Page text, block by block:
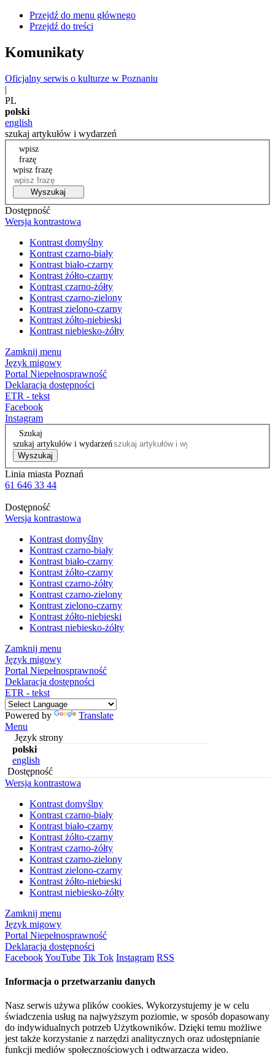
Przejdź do menu głównego
Przejdź do treści
Komunikaty
Oficjalny serwis o kulturze w Poznaniu
|
PL
polski
english
szukaj artykułów i wydarzeń
wpisz
frazę
wpisz frazę
Wyszukaj
Dostępność
Wersja kontrastowa
Kontrast domyślny
Kontrast czarno-biały
Kontrast biało-czarny
Kontrast żółto-czarny
Kontrast czarno-żółty
Kontrast czarno-zielony
Kontrast zielono-czarny
Kontrast żółto-niebieski
Kontrast niebiesko-żółty
Zamknij menu
Język migowy
Portal Niepełnosprawność
Deklaracja dostępności
ETR - tekst
Facebook
Instagram
Szukaj
szukaj artykułów i wydarzeń
Wyszukaj
Linia miasta Poznań
61 646 33 44
Dostępność
Wersja kontrastowa
Kontrast domyślny
Kontrast czarno-biały
Kontrast biało-czarny
Kontrast żółto-czarny
Kontrast czarno-żółty
Kontrast czarno-zielony
Kontrast zielono-czarny
Kontrast żółto-niebieski
Kontrast niebiesko-żółty
Zamknij menu
Język migowy
Portal Niepełnosprawność
Deklaracja dostępności
ETR - tekst
Powered by
Translate
Menu
Język strony
polski
english
Dostępność
Wersja kontrastowa
Kontrast domyślny
Kontrast czarno-biały
Kontrast biało-czarny
Kontrast żółto-czarny
Kontrast czarno-żółty
Kontrast czarno-zielony
Kontrast zielono-czarny
Kontrast żółto-niebieski
Kontrast niebiesko-żółty
Zamknij menu
Język migowy
Portal Niepełnosprawność
Deklaracja dostępności
FacebookYouTube Tik Tok Instagram RSS
Informacja o przetwarzaniu danych
Nasz serwis używa plików cookies. Wykorzystujemy je w celu
świadczenia usług na najwyższym poziomie, w sposób dopasowany
do indywidualnych potrzeb Użytkowników. Dzięki temu możliwe
jest także korzystanie z narzędzi analitycznych oraz udostępnianie
funkcji mediów społecznościowych i odtwarzacza wideo.